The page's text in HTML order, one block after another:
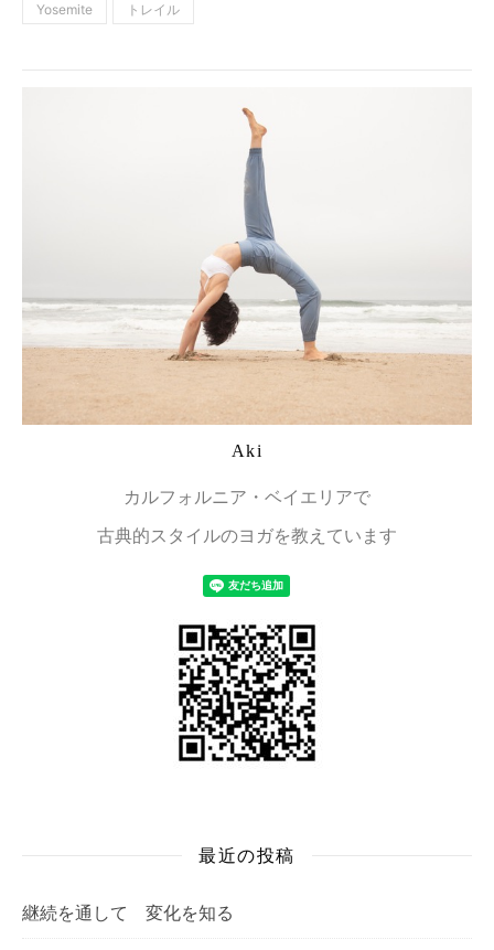
Yosemite トレイル
Aki
カルフォルニア・ベイエリアで
古典的スタイルのヨガを教えています
最近の投稿
継続を通して 変化を知る